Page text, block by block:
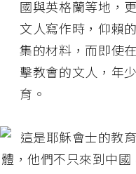
國與英格蘭等地，
文人寫作時，仰賴
集的材料，而即使
擊教會的文人，年
育。